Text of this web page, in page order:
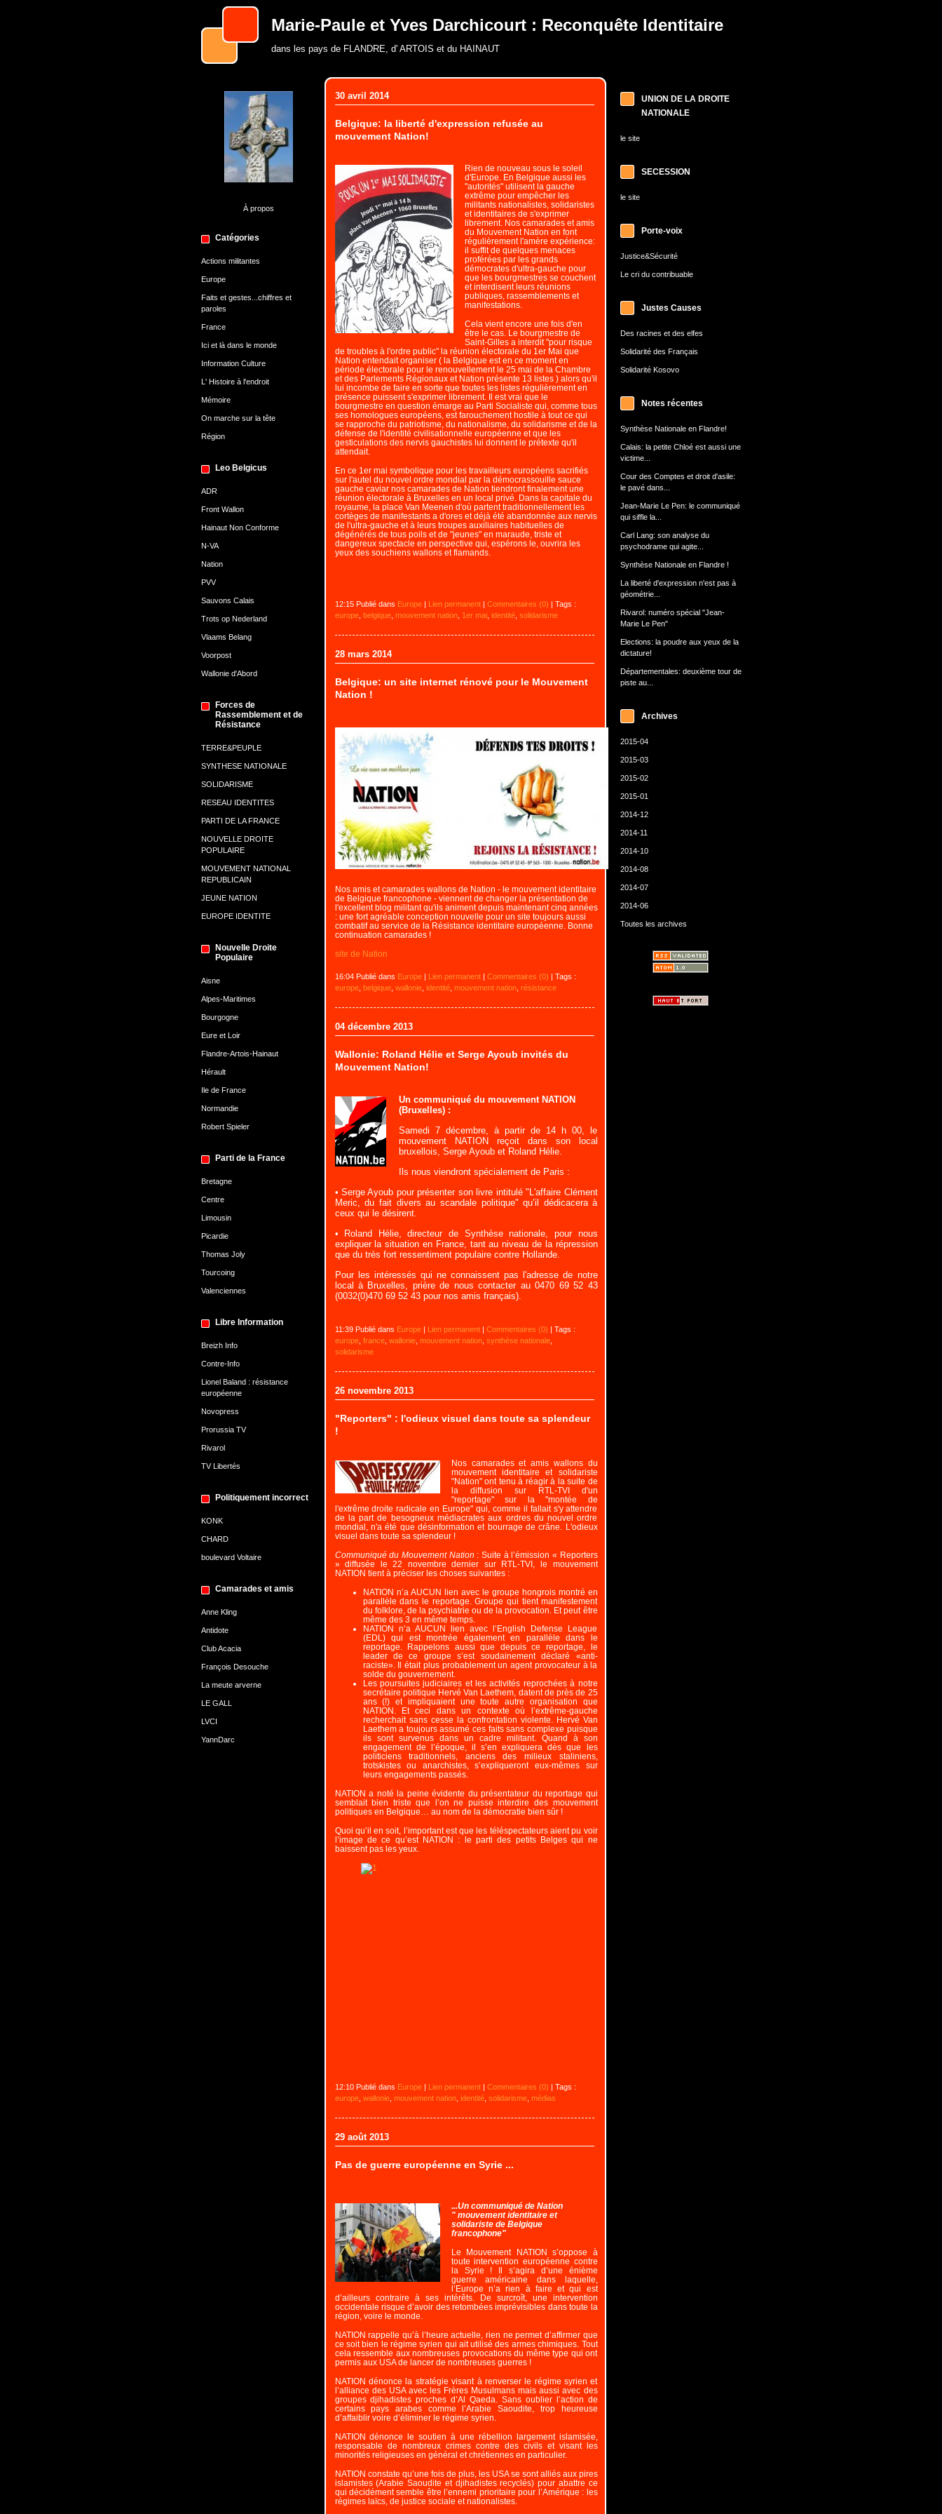
Marie-Paule et Yves Darchicourt : Reconquête Identitaire
dans les pays de FLANDRE, d' ARTOIS et du HAINAUT
À propos
Catégories
Actions militantes
Europe
Faits et gestes...chiffres et
paroles
France
Ici et là dans le monde
Information Culture
L' Histoire à l'endroit
Mémoire
On marche sur la tête
Région
Leo Belgicus
ADR
Front Wallon
Hainaut Non Conforme
N-VA
Nation
PVV
Sauvons Calais
Trots op Nederland
Vlaams Belang
Voorpost
Wallonie d'Abord
Forces de
Rassemblement et de
Résistance
TERRE&PEUPLE
SYNTHESE NATIONALE
SOLIDARISME
RESEAU IDENTITES
PARTI DE LA FRANCE
NOUVELLE DROITE
POPULAIRE
MOUVEMENT NATIONAL
REPUBLICAIN
JEUNE NATION
EUROPE IDENTITE
Nouvelle Droite
Populaire
Aisne
Alpes-Maritimes
Bourgogne
Eure et Loir
Flandre-Artois-Hainaut
Hérault
Ile de France
Normandie
Robert Spieler
Parti de la France
Bretagne
Centre
Limousin
Picardie
Thomas Joly
Tourcoing
Valenciennes
Libre Information
Breizh Info
Contre-Info
Lionel Baland : résistance
européenne
Novopress
Prorussia TV
Rivarol
TV Libertés
Politiquement incorrect
KONK
CHARD
boulevard Voltaire
Camarades et amis
Anne Kling
Antidote
Club Acacia
François Desouche
La meute arverne
LE GALL
LVCI
YannDarc
UNION DE LA DROITE
NATIONALE
le site
SECESSION
le site
Porte-voix
Justice&Sécurité
Le cri du contribuable
Justes Causes
Des racines et des elfes
Solidarité des Français
Solidarité Kosovo
Notes récentes
Synthèse Nationale en Flandre!
Calais: la petite Chloé est aussi une
victime...
Cour des Comptes et droit d'asile:
le pavé dans...
Jean-Marie Le Pen: le communiqué
qui siffle la...
Carl Lang: son analyse du
psychodrame qui agite...
Synthèse Nationale en Flandre !
La liberté d'expression n'est pas à
géométrie...
Rivarol: numéro spécial "Jean-
Marie Le Pen"
Elections: la poudre aux yeux de la
dictature!
Départementales: deuxième tour de
piste au...
Archives
2015-04
2015-03
2015-02
2015-01
2014-12
2014-11
2014-10
2014-08
2014-07
2014-06
Toutes les archives
30 avril 2014
Belgique: la liberté d'expression refusée au
mouvement Nation!
Rien de nouveau sous le soleil
d'Europe. En Belgique aussi les
"autorités" utilisent la gauche
extrême pour empêcher les
militants nationalistes, solidaristes
et identitaires de s'exprimer
librement. Nos camarades et amis
du Mouvement Nation en font
régulièrement l'amère expérience:
il suffit de quelques menaces
proférées par les grands
démocrates d'ultra-gauche pour
que les bourgmestres se couchent
et interdisent leurs réunions
publiques, rassemblements et
manifestations.
Cela vient encore une fois d'en
être le cas. Le bourgmestre de
Saint-Gilles a interdit "pour risque
de troubles à l'ordre public" la réunion électorale du 1er Mai que
Nation entendait organiser ( la Belgique est en ce moment en
période électorale pour le renouvellement le 25 mai de la Chambre
et des Parlements Régionaux et Nation présente 13 listes ) alors qu'il
lui incombe de faire en sorte que toutes les listes régulièrement en
présence puissent s'exprimer librement. Il est vrai que le
bourgmestre en question émarge au Parti Socialiste qui, comme tous
ses homologues européens, est farouchement hostile à tout ce qui
se rapproche du patriotisme, du nationalisme, du solidarisme et de la
défense de l'identité civilisationnelle européenne et que les
gesticulations des nervis gauchistes lui donnent le prétexte qu'il
attendait.
En ce 1er mai symbolique pour les travailleurs européens sacrifiés
sur l'autel du nouvel ordre mondial par la démocrassouille sauce
gauche caviar nos camarades de Nation tiendront finalement une
réunion électorale à Bruxelles en un local privé. Dans la capitale du
royaume, la place Van Meenen d'où partent traditionnellement les
cortèges de manifestants a d'ores et déjà été abandonnée aux nervis
de l'ultra-gauche et à leurs troupes auxiliaires habituelles de
dégénérés de tous poils et de "jeunes" en maraude, triste et
dangereux spectacle en perspective qui, espérons le, ouvrira les
yeux des souchiens wallons et flamands.
12:15 Publié dans Europe| Lien permanent| Commentaires (0) | Tags :
europe, belgique, mouvement nation, 1er mai, identité, solidarisme
28 mars 2014
Belgique: un site internet rénové pour le Mouvement
Nation !
Nos amis et camarades wallons de Nation - le mouvement identitaire
de Belgique francophone - viennent de changer la présentation de
l'excellent blog militant qu'ils animent depuis maintenant cinq années
: une fort agréable conception nouvelle pour un site toujours aussi
combatif au service de la Résistance identitaire européenne. Bonne
continuation camarades !
site de Nation
16:04 Publié dans Europe| Lien permanent| Commentaires (0) | Tags :
europe, belgique, wallonie, identité, mouvement nation, résistance
04 décembre 2013
Wallonie: Roland Hélie et Serge Ayoub invités du
Mouvement Nation!
Un communiqué du mouvement NATION
(Bruxelles) :
Samedi 7 décembre, à partir de 14 h 00, le
mouvement NATION reçoit dans son local
bruxellois, Serge Ayoub et Roland Hélie.
Ils nous viendront spécialement de Paris :
• Serge Ayoub pour présenter son livre intitulé "L'affaire Clément
Meric, du fait divers au scandale politique" qu’il dédicacera à
ceux qui le désirent.
• Roland Hélie, directeur de Synthèse nationale, pour nous
expliquer la situation en France, tant au niveau de la répression
que du très fort ressentiment populaire contre Hollande.
Pour les intéressés qui ne connaissent pas l'adresse de notre
local à Bruxelles, prière de nous contacter au0470 69 52 43
(0032(0)470 69 52 43 pour nos amis français).
11:39 Publié dans Europe| Lien permanent| Commentaires (0) | Tags :
europe, france, wallonie, mouvement nation, synthèse nationale,
solidarisme
26 novembre 2013
"Reporters" : l'odieux visuel dans toute sa splendeur
!
Nos camarades et amis wallons du
mouvement identitaire et solidariste
"Nation" ont tenu à réagir à la suite de
la diffusion sur RTL-TVI d'un
"reportage" sur la "montée de
l'extrême droite radicale en Europe" qui, comme il fallait s'y attendre
de la part de besogneux médiacrates aux ordres du nouvel ordre
mondial, n'a été que désinformation et bourrage de crâne. L'odieux
visuel dans toute sa splendeur !
Communiqué du Mouvement Nation : Suite à l’émission « Reporters
» diffusée le 22 novembre dernier sur RTL-TVI, le mouvement
NATION tient à préciser les choses suivantes :
NATION n’a AUCUN lien avec le groupe hongrois montré en
parallèle dans le reportage. Groupe qui tient manifestement
du folklore, de la psychiatrie ou de la provocation. Et peut être
même des 3 en même temps.
NATION n’a AUCUN lien avec l’English Defense League
(EDL) qui est montrée également en parallèle dans le
reportage. Rappelons aussi que depuis ce reportage, le
leader de ce groupe s’est soudainement déclaré «anti-
raciste». Il était plus probablement un agent provocateur à la
solde du gouvernement.
Les poursuites judiciaires et les activités reprochées à notre
secrétaire politique Hervé Van Laethem, datent de près de 25
ans (!) et impliquaient une toute autre organisation que
NATION. Et ceci dans un contexte où l’extrême-gauche
recherchait sans cesse la confrontation violente. Hervé Van
Laethem a toujours assumé ces faits sans complexe puisque
ils sont survenus dans un cadre militant. Quand à son
engagement de l’époque, il s’en expliquera dès que les
politiciens traditionnels, anciens des milieux staliniens,
trotskistes ou anarchistes, s’expliqueront eux-mêmes sur
leurs engagements passés.
NATION a noté la peine évidente du présentateur du reportage qui
semblait bien triste que l’on ne puisse interdire des mouvement
politiques en Belgique… au nom de la démocratie bien sûr !
Quoi qu’il en soit, l’important est que les téléspectateurs aient pu voir
l’image de ce qu’est NATION : le parti des petits Belges qui ne
baissent pas les yeux.
12:10 Publié dans Europe| Lien permanent| Commentaires (0) | Tags :
europe, wallonie, mouvement nation, identité, solidarisme, médias
29 août 2013
Pas de guerre européenne en Syrie ...
...Un communiqué de Nation
" mouvement identitaire et
solidariste de Belgique
francophone"
Le Mouvement NATION s’oppose à
toute intervention européenne contre
la Syrie ! Il s’agira d’une énième
guerre américaine dans laquelle,
l’Europe n’a rien à faire et qui est
d’ailleurs contraire à ses intérêts. De surcroît, une intervention
occidentale risque d’avoir des retombées imprévisibles dans toute la
région, voire le monde.
NATION rappelle qu’à l’heure actuelle, rien ne permet d’affirmer que
ce soit bien le régime syrien qui ait utilisé des armes chimiques. Tout
cela ressemble aux nombreuses provocations du même type qui ont
permis aux USA de lancer de nombreuses guerres !
NATION dénonce la stratégie visant à renverser le régime syrien et
l’alliance des USA avec les Frères Musulmans mais aussi avec des
groupes djihadistes proches d’Al Qaeda. Sans oublier l’action de
certains pays arabes comme l’Arabie Saoudite, trop heureuse
d’affaiblir voire d’éliminer le régime syrien.
NATION dénonce le soutien à une rébellion largement islamisée,
responsable de nombreux crimes contre des civils et visant les
minorités religieuses en général et chrétiennes en particulier.
NATION constate qu’une fois de plus, les USA se sont alliés aux pires
islamistes (Arabie Saoudite et djihadistes recyclés) pour abattre ce
qui décidément semble être l’ennemi prioritaire pour l’Amérique : les
régimes laïcs, de justice sociale et nationalistes.